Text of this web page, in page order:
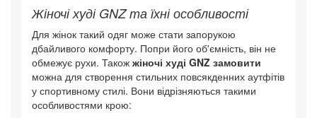
Жіночі худі GNZ та їхні особливості
Для жінок такий одяг може стати запорукою
дбайливого комфорту. Попри його об'ємність, він не
обмежує рухи. Також жіночі худі GNZ замовити
можна для створення стильних повсякденних аутфітів
у спортивному стилі. Вони відрізняються такими
особливостями крою: